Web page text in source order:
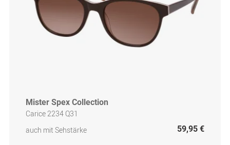
Mister Spex Collection
Carice 2234 Q31
auch mit Sehstärke
59,95 €